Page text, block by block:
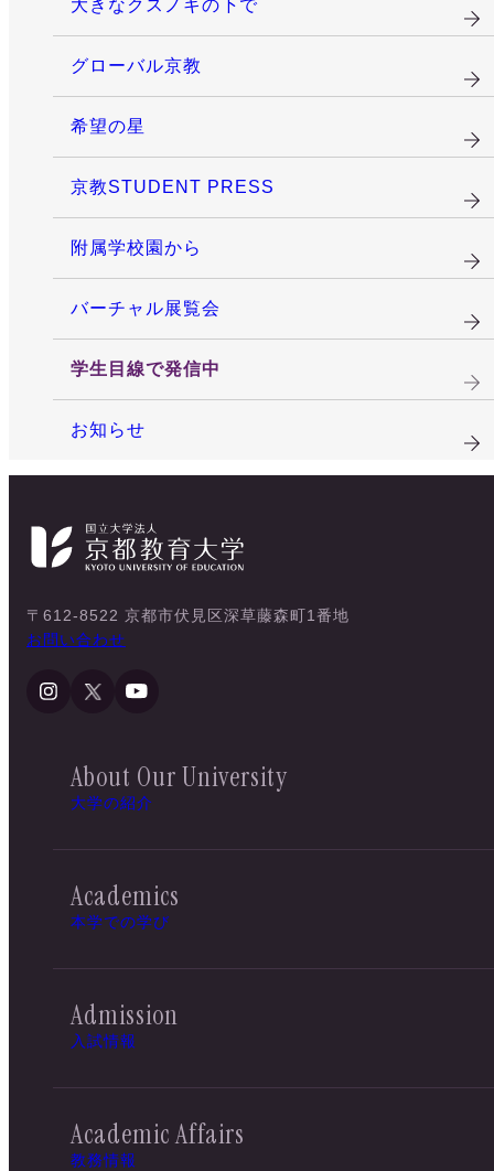
大きなクスノキの下で
グローバル京教
希望の星
京教STUDENT PRESS
附属学校園から
バーチャル展覧会
学生目線で発信中
お知らせ
〒612-8522 京都市伏見区深草藤森町1番地
お問い合わせ
About Our University
大学の紹介
Academics
本学での学び
Admission
入試情報
Academic Affairs
教務情報